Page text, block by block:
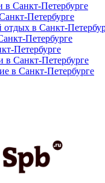
в Санкт-Петербурге
Петербурге
в Санкт-
Петербурге
Петербурге
в Санкт-Петербурге
в Санкт-Петербурге